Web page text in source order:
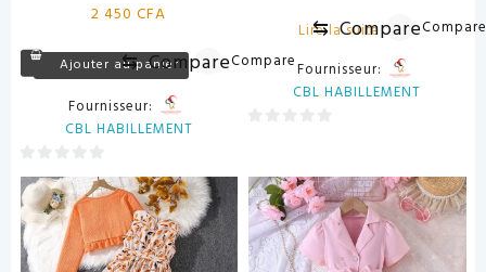
2 450CFA
Ajouter au panier
⇆ CompareCompare
Fournisseur:
CBL HABILLEMENT
0
sur
5
Lire la suite
⇆ Compare
Fournisseur:
CBL HABILLEMENT
5